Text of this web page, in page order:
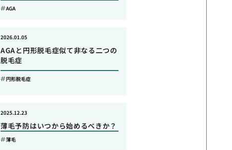
AGA
AGAと円形脱毛症似て非なる二つの
脱毛症
2026.01.05
円形脱毛症
薄毛予防はいつから始めるべきか？
2025.12.23
薄毛